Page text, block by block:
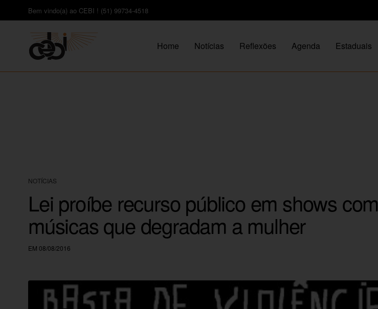
Bem vindo(a) ao CEBI ! (51) 99734-4518
Home Notícias Reflexões Agenda Estaduais
NOTÍCIAS
Lei proíbe recurso público em shows com
músicas que degradam a mulher
EM 08/08/2016